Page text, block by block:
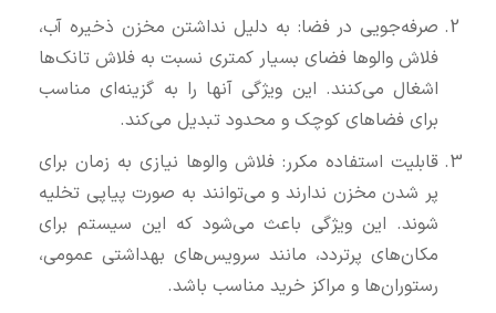
صرفه‌جویی در فضا: به دلیل نداشتن مخزن ذخیره آب،
فلاش والوها فضای بسیار کمتری نسبت به فلاش تانک‌ها
اشغال می‌کنند. این ویژگی آنها را به گزینه‌ای مناسب
برای فضاهای کوچک و محدود تبدیل می‌کند.
قابلیت استفاده مکرر: فلاش والوها نیازی به زمان برای
پر شدن مخزن ندارند و می‌توانند به صورت پیاپی تخلیه
شوند. این ویژگی باعث می‌شود که این سیستم برای
مکان‌های پرتردد، مانند سرویس‌های بهداشتی عمومی،
رستوران‌ها و مراکز خرید مناسب باشد.